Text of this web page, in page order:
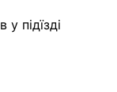
підїзді